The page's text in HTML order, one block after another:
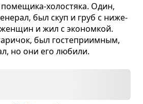
холо­стяка. Один,
был скуп и груб с ниже­
и жил с эко­ном­кой.
был госте­при­им­ным,
но они его любили.